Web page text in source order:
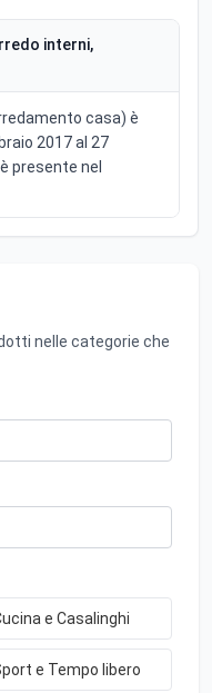
interni,
casa) è
2017 al 27
presente nel
nelle categorie che
e Casalinghi
e Tempo libero